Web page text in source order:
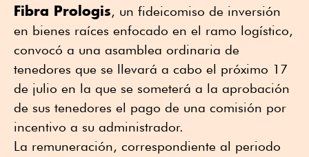
Fibra Prologis, un fideicomiso de inversión
en bienes raíces enfocado en el ramo logístico,
convocó a una asamblea ordinaria de
tenedores que se llevará a cabo el próximo 17
de julio en la que se someterá a la aprobación
de sus tenedores el pago de una comisión por
incentivo a su administrador.
La remuneración, correspondiente al periodo